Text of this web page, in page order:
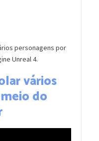
personagens por
Unreal 4.
vários
do